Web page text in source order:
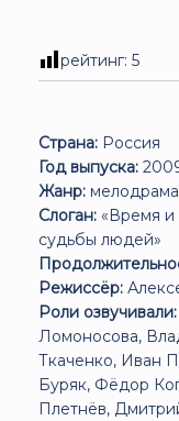
рейтинг: 5
Страна: Россия
Год выпуска:
Жанр:
Слоган: «Время и
судьбы людей»
Режиссёр:
Роли озвучивали:
Ломоносова,
Ткаченко, Иван
Буряк, Фёдор
Плетнёв,